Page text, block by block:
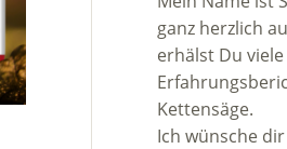
ganz herzlich
erhälst Du
Kettensäge.
Ich wünsche